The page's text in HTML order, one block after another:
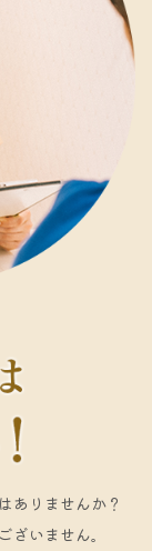
ありませんか？
いません。